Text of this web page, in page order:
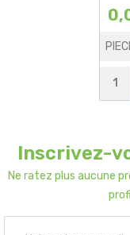
Inscrivez-
Ne ratez plus aucune